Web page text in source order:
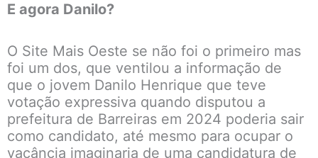
E agora Danilo?
O Site Mais Oeste se não foi o primeiro mas
foi um dos, que ventilou a informação de
que o jovem Danilo Henrique que teve
votação expressiva quando disputou a
prefeitura de Barreiras em 2024 poderia sair
como candidato, até mesmo para ocupar o
vacância imaginaria de uma candidatura de